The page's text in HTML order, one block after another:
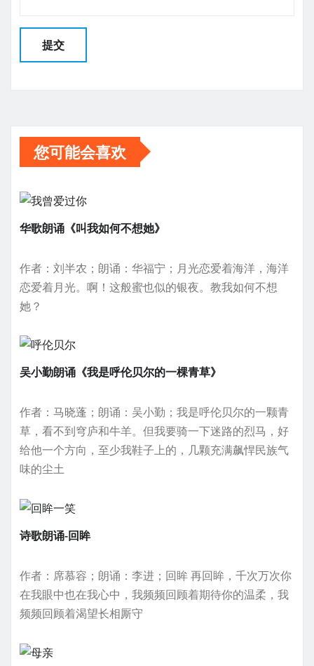
您可能会喜欢
华歌朗诵《叫我如何不想她》
作者：刘半农；朗诵：华福宁；月光恋爱着海洋，海洋
恋爱着月光。啊！这般蜜也似的银夜。教我如何不想
她？
吴小勤朗诵《我是呼伦贝尔的一棵青草》
作者：马晓蓬；朗诵：吴小勤；我是呼伦贝尔的一颗青
草，看不到穹庐和牛羊。但我要骑一下迷路的烈马，好
给他一个方向，至少我鞋子上的，几颗充满飙悍民族气
味的尘土
诗歌朗诵-回眸
作者：席慕容；朗诵：李进；回眸 再回眸，千次万次你
在我眼中也在我心中，我频频回顾着期待你的温柔，我
频频回顾着渴望长相厮守